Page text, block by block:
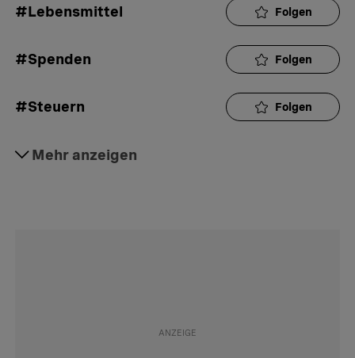
#Lebensmittel Folgen
#Spenden Folgen
#Steuern Folgen
Mehr anzeigen
#Konsum